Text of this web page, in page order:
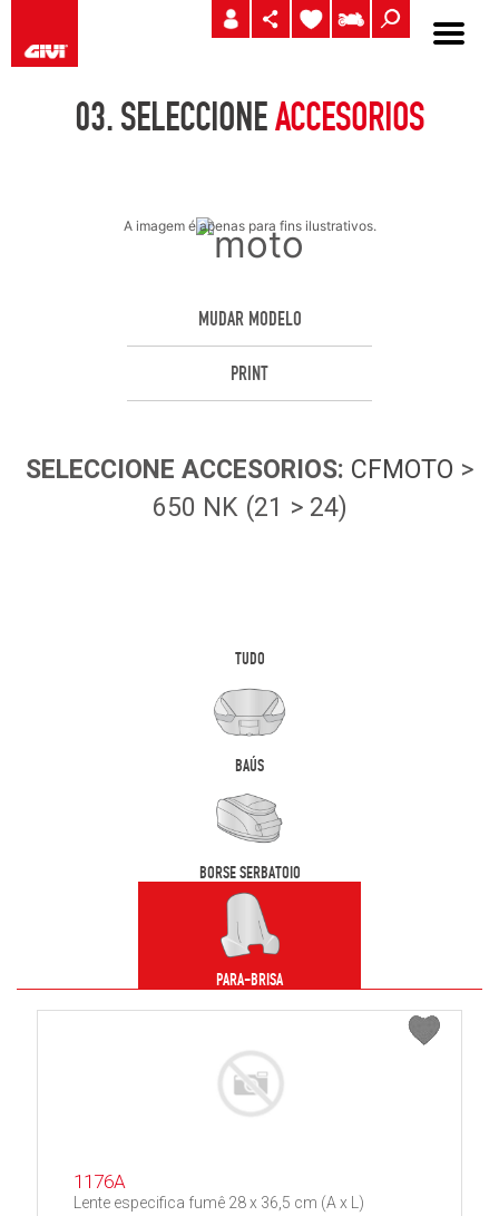
03.SELECCIONEACCESORIOS
A imagem é apenas para fins ilustrativos.
MUDAR MODELO
PRINT
SELECCIONE ACCESORIOS: CFMOTO >
650 NK (21 > 24)
TUDO
BAÚS
BORSE SERBATOIO
PARA-BRISA
1176A
Lente especifica fumê 28 x 36,5 cm (A x L)